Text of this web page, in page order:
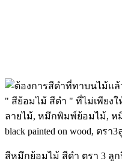
สีหมึกย้อมไม้ สีดำ ตรา 3 ลูก